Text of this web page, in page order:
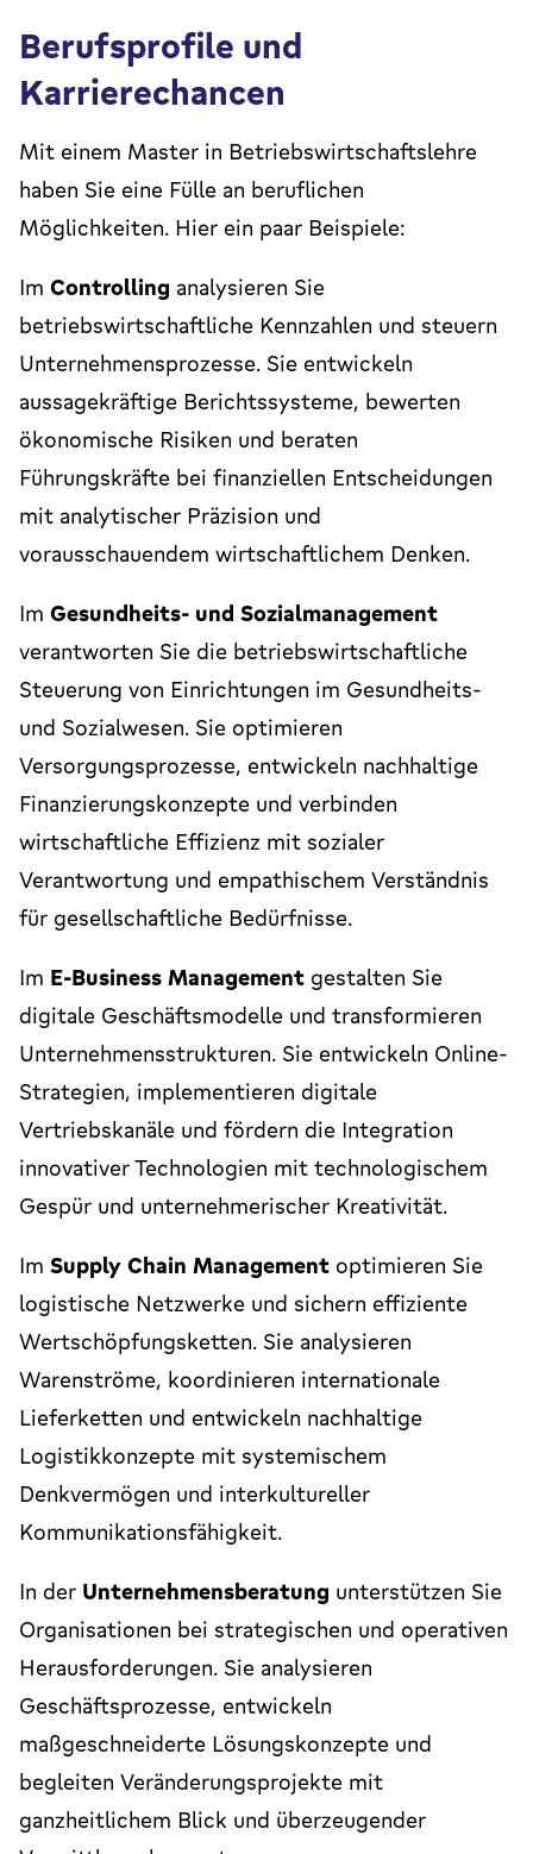
Berufsprofile und
Karrierechancen
Mit einem Master in Betriebswirtschaftslehre
haben Sie eine Fülle an beruflichen
Möglichkeiten. Hier ein paar Beispiele:
Im Controlling analysieren Sie
betriebswirtschaftliche Kennzahlen und steuern
Unternehmensprozesse. Sie entwickeln
aussagekräftige Berichtssysteme, bewerten
ökonomische Risiken und beraten
Führungskräfte bei finanziellen Entscheidungen
mit analytischer Präzision und
vorausschauendem wirtschaftlichem Denken.
Im Gesundheits- und Sozialmanagement
verantworten Sie die betriebswirtschaftliche
Steuerung von Einrichtungen im Gesundheits-
und Sozialwesen. Sie optimieren
Versorgungsprozesse, entwickeln nachhaltige
Finanzierungskonzepte und verbinden
wirtschaftliche Effizienz mit sozialer
Verantwortung und empathischem Verständnis
für gesellschaftliche Bedürfnisse.
Im E-Business Management gestalten Sie
digitale Geschäftsmodelle und transformieren
Unternehmensstrukturen. Sie entwickeln Online-
Strategien, implementieren digitale
Vertriebskanäle und fördern die Integration
innovativer Technologien mit technologischem
Gespür und unternehmerischer Kreativität.
Im Supply Chain Management optimieren Sie
logistische Netzwerke und sichern effiziente
Wertschöpfungsketten. Sie analysieren
Warenströme, koordinieren internationale
Lieferketten und entwickeln nachhaltige
Logistikkonzepte mit systemischem
Denkvermögen und interkultureller
Kommunikationsfähigkeit.
In der Unternehmensberatung unterstützen Sie
Organisationen bei strategischen und operativen
Herausforderungen. Sie analysieren
Geschäftsprozesse, entwickeln
maßgeschneiderte Lösungskonzepte und
begleiten Veränderungsprojekte mit
ganzheitlichem Blick und überzeugender